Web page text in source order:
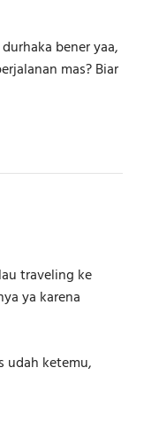
bener yaa,
mas? Biar
traveling ke
ya karena
udah ketemu,